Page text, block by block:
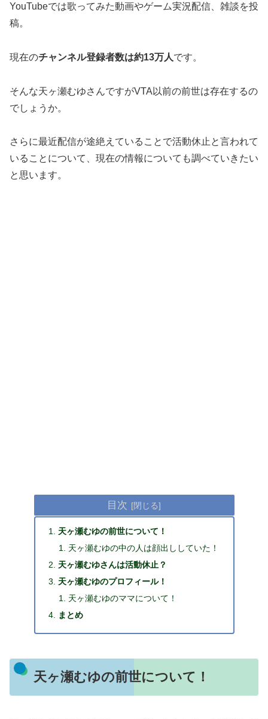
YouTubeでは歌ってみた動画やゲーム実況配信、雑談を投
稿。
現在のチャンネル登録者数は約13万人です。
そんな天ヶ瀬むゆさんですがVTA以前の前世は存在するの
でしょうか。
さらに最近配信が途絶えていることで活動休止と言われて
いることについて、現在の情報についても調べていきたい
と思います。
目次
天ヶ瀬むゆの前世について！
天ヶ瀬むゆの中の人は顔出ししていた！
天ヶ瀬むゆさんは活動休止？
天ヶ瀬むゆのプロフィール！
天ヶ瀬むゆのママについて！
まとめ
天ヶ瀬むゆの前世について！